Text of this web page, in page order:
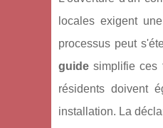
locales exigent
processus peut
guide simplifie ces
résidents doivent
installation. La